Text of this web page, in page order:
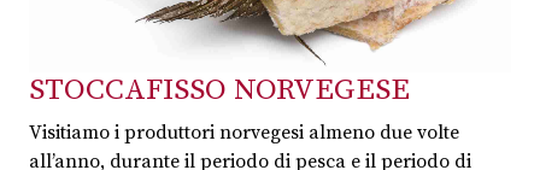
STOCCAFISSO NORVEGESE
Visitiamo i produttori norvegesi almeno due volte
all’anno, durante il periodo di pesca e il periodo di